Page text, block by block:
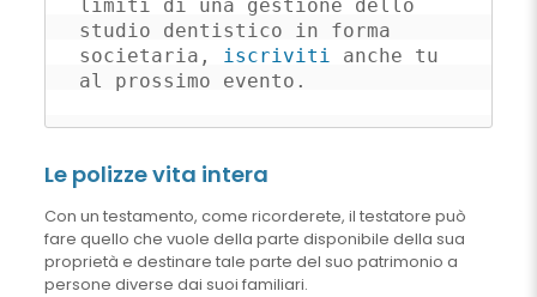
limiti di una gestione dello
studio dentistico in forma
societaria, iscriviti anche tu
al prossimo evento.
Le polizze vita intera
Con un testamento, come ricorderete, il testatore può
fare quello che vuole della parte disponibile della sua
proprietà e destinare tale parte del suo patrimonio a
persone diverse dai suoi familiari.